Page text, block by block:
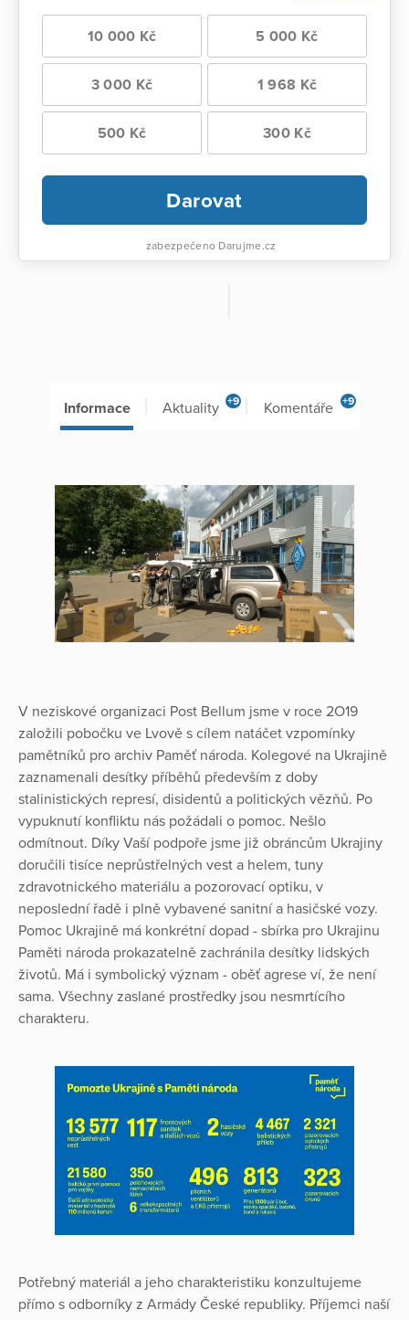
10 000 Kč 5 000 Kč
3 000 Kč 1 968 Kč
500 Kč 300 Kč
Darovat
zabezpečeno Darujme.cz
Informace Aktuality +9 Komentáře +9
V neziskové organizaci Post Bellum jsme v roce 2O19
založili pobočku ve Lvově s cílem natáčet vzpomínky
pamětníků pro archiv Paměť národa. Kolegové na Ukrajině
zaznamenali desítky příběhů především z doby
stalinistických represí, disidentů a politických vězňů. Po
vypuknutí konfliktu nás požádali o pomoc. Nešlo
odmítnout. Díky Vaší podpoře jsme již obráncům Ukrajiny
doručili tisíce neprůstřelných vest a helem, tuny
zdravotnického materiálu a pozorovací optiku, v
neposlední řadě i plně vybavené sanitní a hasičské vozy.
Pomoc Ukrajině má konkrétní dopad - sbírka pro Ukrajinu
Paměti národa prokazatelně zachránila desítky lidských
životů. Má i symbolický význam - oběť agrese ví, že není
sama. Všechny zaslané prostředky jsou nesmrtícího
charakteru.
Potřebný materiál a jeho charakteristiku konzultujeme
přímo s odborníky z Armády České republiky. Příjemci naší